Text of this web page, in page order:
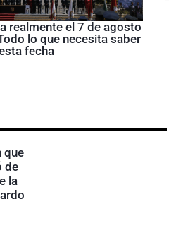
realmente el 7 de agosto
lo que necesita saber
fecha
que
de
la